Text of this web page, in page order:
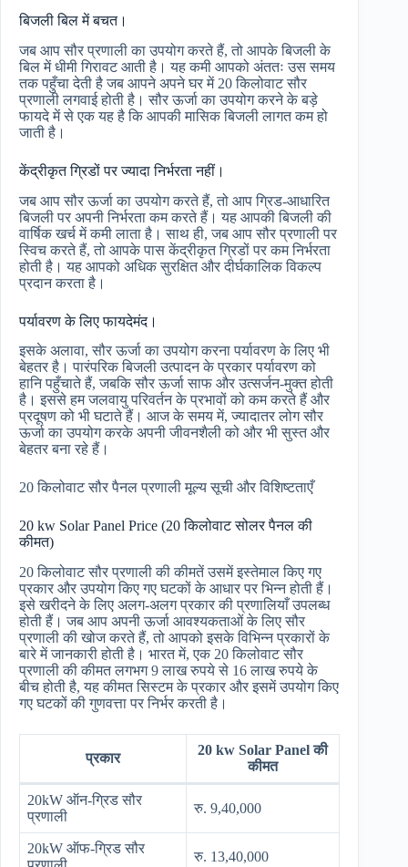
बिजली बिल में बचत।
जब आप सौर प्रणाली का उपयोग करते हैं, तो आपके बिजली के
बिल में धीमी गिरावट आती है। यह कमी आपको अंततः उस समय
तक पहुँचा देती है जब आपने अपने घर में 20 किलोवाट सौर
प्रणाली लगवाई होती है। सौर ऊर्जा का उपयोग करने के बड़े
फायदे में से एक यह है कि आपकी मासिक बिजली लागत कम हो
जाती है।
केंद्रीकृत ग्रिडों पर ज्यादा निर्भरता नहीं।
जब आप सौर ऊर्जा का उपयोग करते हैं, तो आप ग्रिड-आधारित
बिजली पर अपनी निर्भरता कम करते हैं। यह आपकी बिजली की
वार्षिक खर्च में कमी लाता है। साथ ही, जब आप सौर प्रणाली पर
स्विच करते हैं, तो आपके पास केंद्रीकृत ग्रिडों पर कम निर्भरता
होती है। यह आपको अधिक सुरक्षित और दीर्घकालिक विकल्प
प्रदान करता है।
पर्यावरण के लिए फायदेमंद।
इसके अलावा, सौर ऊर्जा का उपयोग करना पर्यावरण के लिए भी
बेहतर है। पारंपरिक बिजली उत्पादन के प्रकार पर्यावरण को
हानि पहुँचाते हैं, जबकि सौर ऊर्जा साफ और उत्सर्जन-मुक्त होती
है। इससे हम जलवायु परिवर्तन के प्रभावों को कम करते हैं और
प्रदूषण को भी घटाते हैं। आज के समय में, ज्यादातर लोग सौर
ऊर्जा का उपयोग करके अपनी जीवनशैली को और भी सुस्त और
बेहतर बना रहे हैं।
20 किलोवाट सौर पैनल प्रणाली मूल्य सूची और विशिष्टताएँ
20 kw Solar Panel Price (20 किलोवाट सोलर पैनल की
कीमत)
20 किलोवाट सौर प्रणाली की कीमतें उसमें इस्तेमाल किए गए
प्रकार और उपयोग किए गए घटकों के आधार पर भिन्न होती हैं।
इसे खरीदने के लिए अलग-अलग प्रकार की प्रणालियाँ उपलब्ध
होती हैं। जब आप अपनी ऊर्जा आवश्यकताओं के लिए सौर
प्रणाली की खोज करते हैं, तो आपको इसके विभिन्न प्रकारों के
बारे में जानकारी होती है। भारत में, एक 20 किलोवाट सौर
प्रणाली की कीमत लगभग 9 लाख रुपये से 16 लाख रुपये के
बीच होती है, यह कीमत सिस्टम के प्रकार और इसमें उपयोग किए
गए घटकों की गुणवत्ता पर निर्भर करती है।
प्रकार
20 kw Solar Panel की
कीमत
20kW ऑन-ग्रिड सौर
प्रणाली
रु. 9,40,000
20kW ऑफ-ग्रिड सौर
रु. 13,40,000